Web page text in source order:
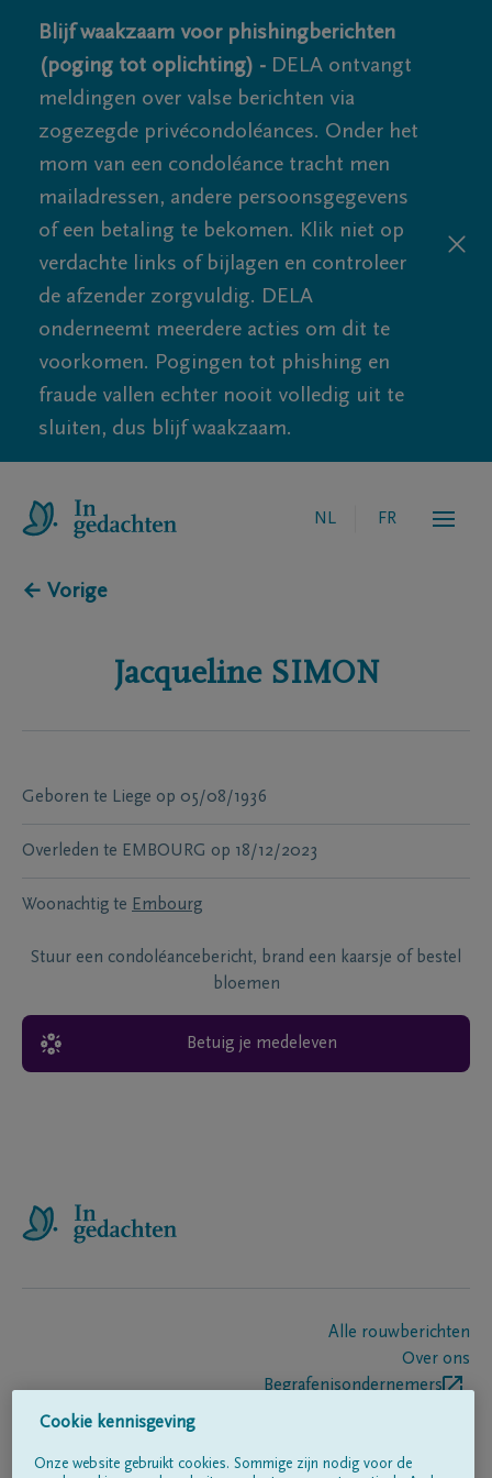
Blijf waakzaam voor phishingberichten
(poging tot oplichting) - DELA ontvangt
meldingen over valse berichten via
zogezegde privécondoléances. Onder het
mom van een condoléance tracht men
mailadressen, andere persoonsgegevens
of een betaling te bekomen. Klik niet op
verdachte links of bijlagen en controleer
de afzender zorgvuldig. DELA
onderneemt meerdere acties om dit te
voorkomen. Pogingen tot phishing en
fraude vallen echter nooit volledig uit te
sluiten, dus blijf waakzaam.
NL FR
← Vorige
Jacqueline SIMON
Geboren te Liege op 05/08/1936
Overleden te EMBOURG op 18/12/2023
Woonachtig te Embourg
Stuur een condoléancebericht, brand een kaarsje of bestel
bloemen
Betuig je medeleven
Alle rouwberichten
Over ons
Begrafenisondernemers
Cookie kennisgeving
Onze website gebruikt cookies. Sommige zijn nodig voor de